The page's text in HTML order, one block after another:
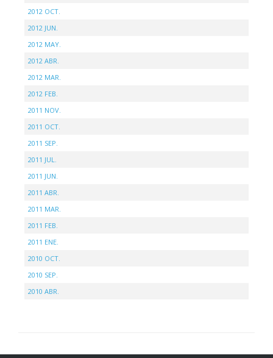
2012 OCT.
2012 JUN.
2012 MAY.
2012 ABR.
2012 MAR.
2012 FEB.
2011 NOV.
2011 OCT.
2011 SEP.
2011 JUL.
2011 JUN.
2011 ABR.
2011 MAR.
2011 FEB.
2011 ENE.
2010 OCT.
2010 SEP.
2010 ABR.